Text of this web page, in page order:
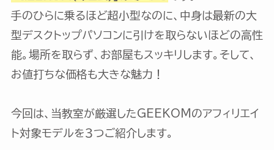
手のひらに乗るほど超小型なのに、中身は最新の大
型デスクトップパソコンに引けを取らないほどの高性
能。場所を取らず、お部屋もスッキリします。そして、
お値打ちな価格も大きな魅力！
今回は、当教室が厳選したGEEKOMのアフィリエイ
ト対象モデルを３つご紹介します。